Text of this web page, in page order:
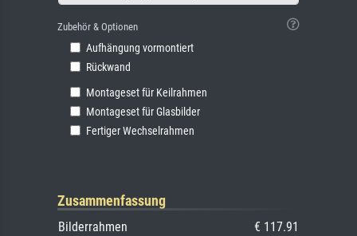
Zubehör & Optionen
Aufhängung vormontiert
Rückwand
Montageset für Keilrahmen
Montageset für Glasbilder
Fertiger Wechselrahmen
Zusammenfassung
Bilderrahmen
€ 117.91